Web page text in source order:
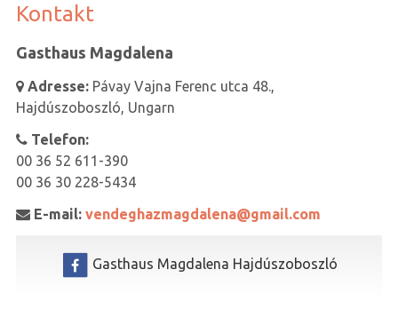
Kontakt
Gasthaus Magdalena
 Adresse: Pávay Vajna Ferenc utca 48.,
Hajdúszoboszló, Ungarn
 Telefon:
00 36 52 611-390
00 36 30 228-5434
 E-mail: vendeghazmagdalena@gmail.com
Gasthaus Magdalena Hajdúszoboszló